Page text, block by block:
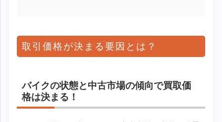
取引価格が決まる要因とは？
バイクの状態と中古市場の傾向で買取価
格は決まる！